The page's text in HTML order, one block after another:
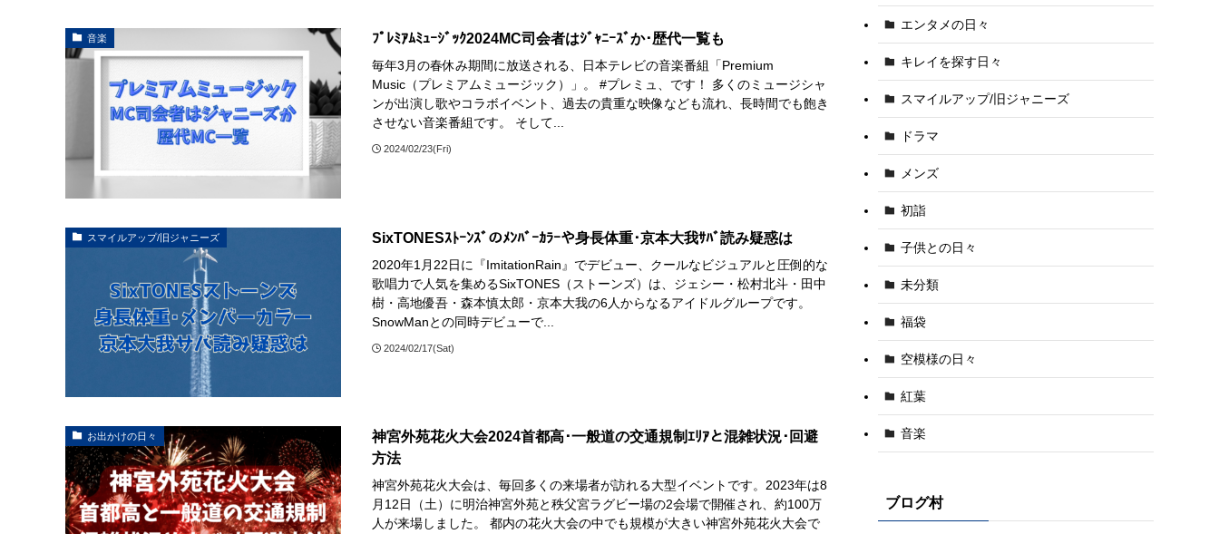
音楽 ﾌﾟﾚﾐｱﾑﾐｭｰｼﾞｯｸ2024MC司会者はｼﾞｬﾆｰｽﾞか･歴代一覧も
毎年3月の春休み期間に放送される、日本テレビの音楽番組「Premium
Music（プレミアムミュージック）」。 #プレミュ、です！ 多くのミュージシャ
ンが出演し歌やコラボイベント、過去の貴重な映像なども流れ、長時間でも飽き
させない音楽番組です。 そして...
2024/02/23(Fri)
スマイルアップ/旧ジャニーズ SixTONESｽﾄｰﾝｽﾞのﾒﾝﾊﾞｰｶﾗｰや身長体重･京本大我ｻﾊﾞ読み疑惑は
2020年1月22日に『ImitationRain』でデビュー、クールなビジュアルと圧倒的な
歌唱力で人気を集めるSixTONES（ストーンズ）は、ジェシー・松村北斗・田中
樹・高地優吾・森本慎太郎・京本大我の6人からなるアイドルグループです。
SnowManとの同時デビューで...
2024/02/17(Sat)
お出かけの日々
神宮外苑花火大会2024首都高･一般道の交通規制ｴﾘｱと混雑状況･回避
方法
神宮外苑花火大会は、毎回多くの来場者が訪れる大型イベントです。2023年は8
月12日（土）に明治神宮外苑と秩父宮ラグビー場の2会場で開催され、約100万
人が来場しました。 都内の花火大会の中でも規模が大きい神宮外苑花火大会で
エンタメの日々
キレイを探す日々
スマイルアップ/旧ジャニーズ
ドラマ
メンズ
初詣
子供との日々
未分類
福袋
空模様の日々
紅葉
音楽
ブログ村